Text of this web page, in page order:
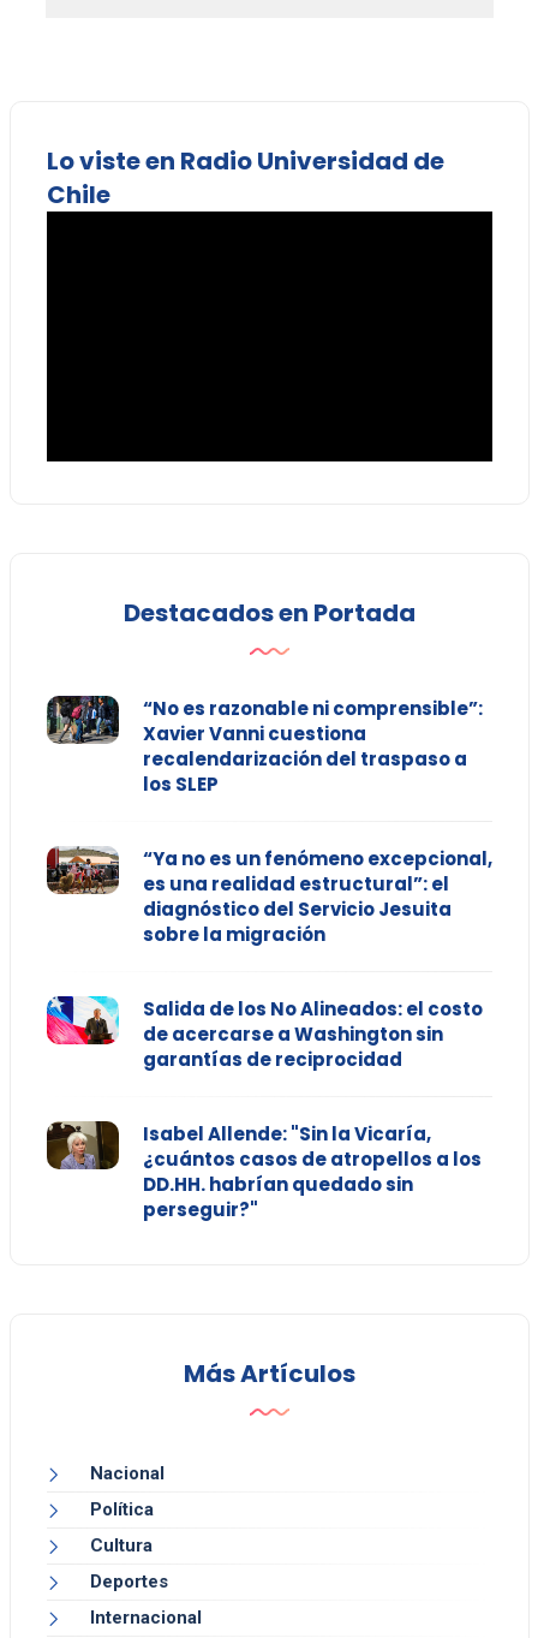
Lo viste en Radio Universidad de
Chile
Destacados en Portada
“No es razonable ni comprensible”:
Xavier Vanni cuestiona
recalendarización del traspaso a
los SLEP
“Ya no es un fenómeno excepcional,
es una realidad estructural”: el
diagnóstico del Servicio Jesuita
sobre la migración
Salida de los No Alineados: el costo
de acercarse a Washington sin
garantías de reciprocidad
Isabel Allende: "Sin la Vicaría,
¿cuántos casos de atropellos a los
DD.HH. habrían quedado sin
perseguir?"
Más Artículos
Nacional
Política
Cultura
Deportes
Internacional